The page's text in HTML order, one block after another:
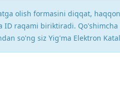
olish formasini diqqat,
raqami biriktiradi.
so'ng siz Yig'ma Elektron